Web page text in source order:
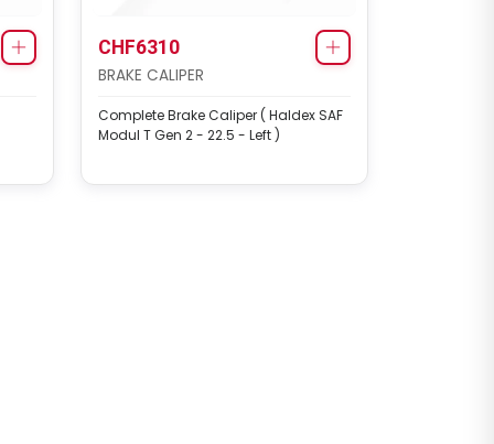
CHF6310
BRAKE CALIPER
Complete Brake Caliper ( Haldex SAF
Modul T Gen 2 - 22.5 - Left )